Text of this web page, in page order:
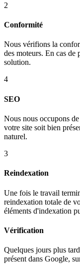
2
Conformité
Nous vérifions la
des moteurs. En cas de
solution.
4
SEO
Nous nous occupons
votre site soit bien
naturel.
3
Reindexation
Une fois le travail
reindexation totale de
éléments d'indexation
Vérification
Quelques jours plus
présent dans Google,